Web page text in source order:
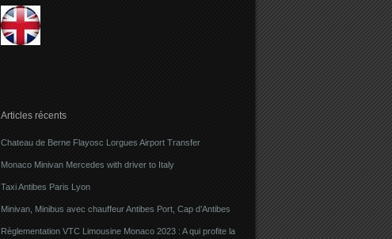
Articles récents
Chateau de Berne Flayosc Lorgues Airport Transfer
Monaco Minivan Mercedes with driver to Italy
Taxi Antibes Paris Lyon
Minivan, Minibus avec chauffeur Antibes Port, Cap d’Antibes
Règlementation VTC Limousine Monaco 2023 : A qui profite la